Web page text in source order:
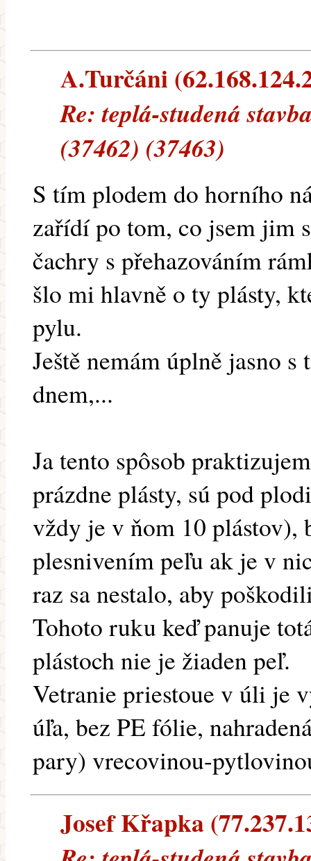
A.Turčáni
Re: teplá-studená
(37462) (37463)
S tím plodem do horního
zařídí po tom, co jsem jim
čachry s přehazováním
šlo mi hlavně o ty plásty,
pylu.
Ještě nemám úplně jasno
dnem,...
Ja tento spôsob
prázdne plásty, sú pod
vždy je v ňom 10 plástov),
plesnivením peľu ak je v
raz sa nestalo, aby
Tohoto ruku keď panuje
plástoch nie je žiaden peľ.
Vetranie priestoue v úli je
úľa, bez PE fólie,
pary) vrecovinou-
Josef Křapka